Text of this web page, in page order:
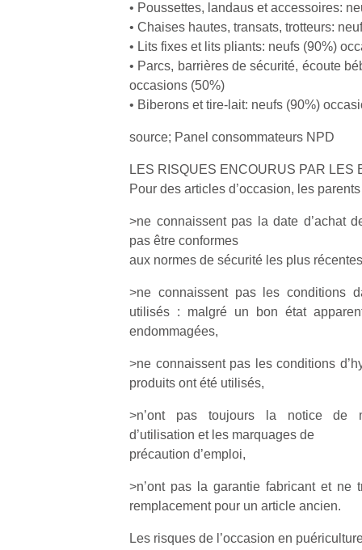
• Poussettes, landaus et accessoires:
• Chaises hautes, transats, trotteurs:
• Lits fixes et lits pliants: neufs (90%)
• Parcs, barrières de sécurité, écoute
occasions (50%)
• Biberons et tire-lait: neufs (90%)
source; Panel consommateurs NPD
LES RISQUES ENCOURUS PAR LES
Pour des articles d’occasion, les
>ne connaissent pas la date d’achat
pas être conformes
aux normes de sécurité les plus
>ne connaissent pas les conditions
utilisés : malgré un bon état
endommagées,
>ne connaissent pas les conditions
produits ont été utilisés,
>n’ont pas toujours la notice de
d’utilisation et les marquages de
précaution d’emploi,
>n’ont pas la garantie fabricant et ne
remplacement pour un article ancien.
Les risques de l’occasion en
à